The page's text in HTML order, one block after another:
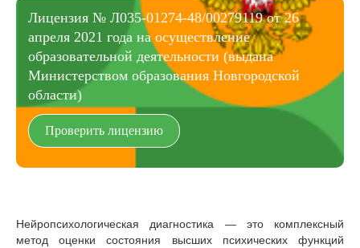
Лицензия № Л035-01274-48/00279119 от 26
апреля 2021 года на осуществление
образовательной деятельности (выдана
Министерством образования Новгородской
области)
Проверить лицензию
Нейропсихологическая диагностика — это комплексный
метод оценки состояния высших психических функций